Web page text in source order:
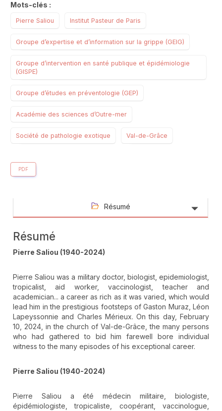
Mots-clés :
Pierre Saliou Institut Pasteur de Paris
Groupe d’expertise et d’information sur la grippe (GEIG)
Groupe d’intervention en santé publique et épidémiologie
(GISPE)
Groupe d’études en préventologie (GEP)
Académie des sciences d’Outre-mer
Société de pathologie exotique Val-de-Grâce
PDF
Résumé
Résumé
Pierre Saliou (1940-2024)
Pierre Saliou was a military doctor, biologist, epidemiologist,
tropicalist, aid worker, vaccinologist, teacher and
academician... a career as rich as it was varied, which would
lead him in the prestigious footsteps of Gaston Muraz, Léon
Lapeyssonnie and Charles Mérieux. On this day, February
10, 2024, in the church of Val-de-Grâce, the many persons
who had gathered to bid him farewell bore individual
witness to the many episodes of his exceptional career.
Pierre Saliou (1940-2024)
Pierre Saliou a été médecin militaire, biologiste,
épidémiologiste, tropicaliste, coopérant, vaccinologue,